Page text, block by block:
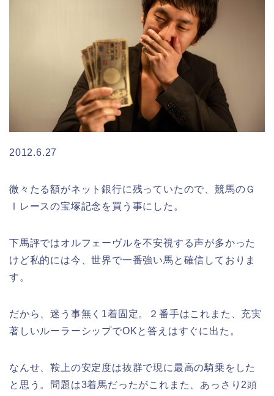
2012.6.27
微々たる額がネット銀行に残っていたので、競馬のＧ
Ⅰレースの宝塚記念を買う事にした。
下馬評ではオルフェーヴルを不安視する声が多かった
けど私的には今、世界で一番強い馬と確信しておりま
す。
だから、迷う事無く1着固定。２番手はこれまた、充実
著しいルーラーシップでOKと答えはすぐに出た。
なんせ、鞍上の安定度は抜群で現に最高の騎乗をした
と思う。問題は3着馬だったがこれまた、あっさり2頭